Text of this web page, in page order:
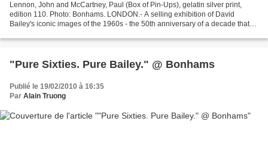
Lennon, John and McCartney, Paul (Box of Pin-Ups), gelatin silver print,
edition 110. Photo: Bonhams. LONDON.- A selling exhibition of David
Bailey's iconic images of the 1960s - the 50th anniversary of a decade that
"Pure Sixties. Pure Bailey." @ Bonhams
Publié le 19/02/2010 à 16:35
Par Alain Truong